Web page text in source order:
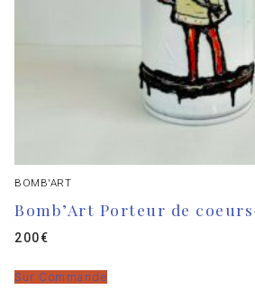
BOMB'ART
Bomb’Art Porteur de
200€
Sur Commande